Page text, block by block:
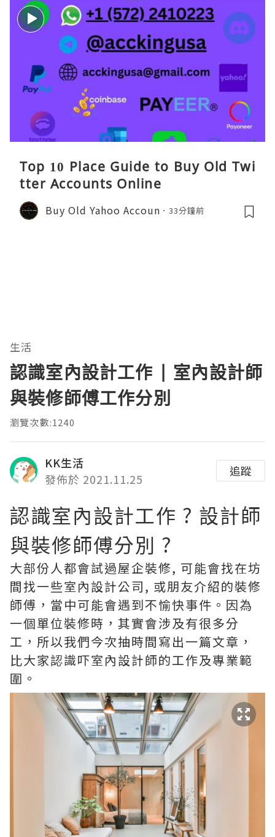
Top 10 Place Guide to Buy Old Twi
tter Accounts Online
Buy Old Yahoo Accoun 33分鐘前
生活
認識室內設計工作 | 室內設計師
與裝修師傅工作分別
瀏覽次數:1240
KK生活
發佈於 2021.11.25
追蹤
認識室內設計工作 ? 設計師
與裝修師傅分別 ?
大部份人都會試過屋企裝修, 可能會找在坊
間找一些室內設計公司, 或朋友介紹的裝修
師傅，當中可能會遇到不愉快事件。因為
一個單位裝修時，其實會涉及有很多分
工，所以我們今次抽時間寫出一篇文章，
比大家認識吓室內設計師的工作及專業範
圍。